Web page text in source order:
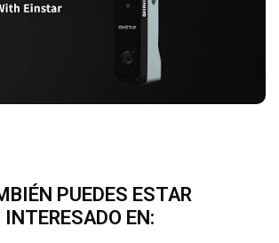
PUEDES ESTAR
INTERESADO EN: